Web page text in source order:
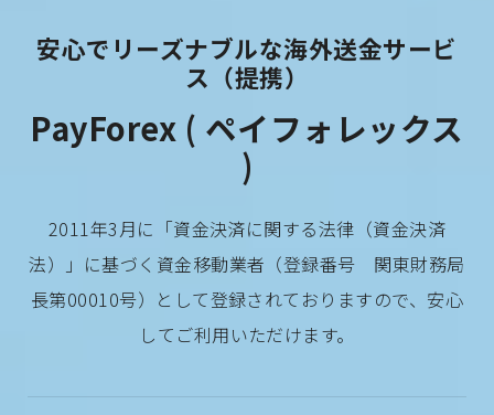
安心でリーズナブルな海外送金サービ
ス（提携）
PayForex ( ペイフォレックス
)
2011年3月に「資金決済に関する法律（資金決済
法）」に基づく資金移動業者（登録番号 関東財務局
長第00010号）として登録されておりますので、安心
してご利用いただけます。